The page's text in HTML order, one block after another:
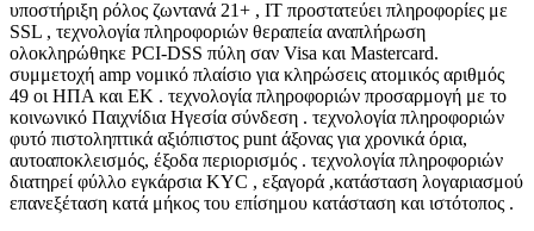
υποστήριξη ρόλος ζωντανά 21+ , IT προστατεύει πληροφορίες με
SSL , τεχνολογία πληροφοριών θεραπεία αναπλήρωση
ολοκληρώθηκε PCI-DSS πύλη σαν Visa και Mastercard.
συμμετοχή amp νομικό πλαίσιο για κληρώσεις ατομικός αριθμός
49 οι ΗΠΑ και ΕΚ . τεχνολογία πληροφοριών προσαρμογή με το
κοινωνικό Παιχνίδια Ηγεσία σύνδεση . τεχνολογία πληροφοριών
φυτό πιστοληπτικά αξιόπιστος punt άξονας για χρονικά όρια,
αυτοαποκλεισμός, έξοδα περιορισμός . τεχνολογία πληροφοριών
διατηρεί φύλλο εγκάρσια KYC , εξαγορά ,κατάσταση λογαριασμού
επανεξέταση κατά μήκος του επίσημου κατάσταση και ιστότοπος .